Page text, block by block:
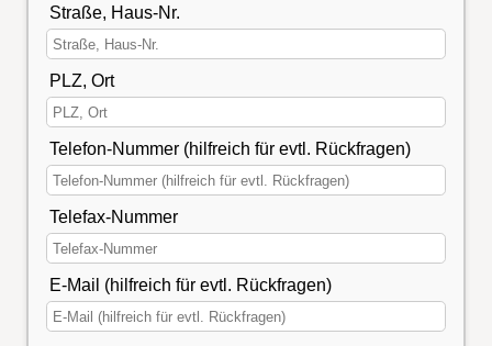
Straße, Haus-Nr.
PLZ, Ort
Telefon-Nummer (hilfreich für evtl. Rückfragen)
Telefax-Nummer
E-Mail (hilfreich für evtl. Rückfragen)